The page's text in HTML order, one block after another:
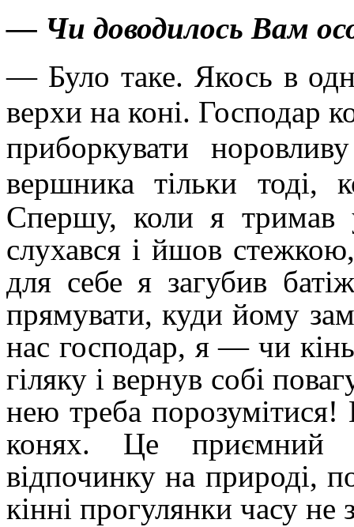
— Чи доводилось Вам
— Було таке. Якось в
верхи на коні. Господар
приборкувати
вершника тільки тоді,
Спершу, коли я тримав
слухався і йшов
для себе я загубив
прямувати, куди йому
нас господар, я — чи
гіляку і вернув собі
нею треба порозумітися!
конях. Це приємний
відпочинку на природі,
кінні прогулянки часу не